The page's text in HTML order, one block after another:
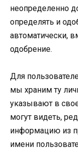
неопределенно
определять и
автоматически,
одобрение.
Для
мы храним ту
указывают в
могут видеть,
информацию из
имени